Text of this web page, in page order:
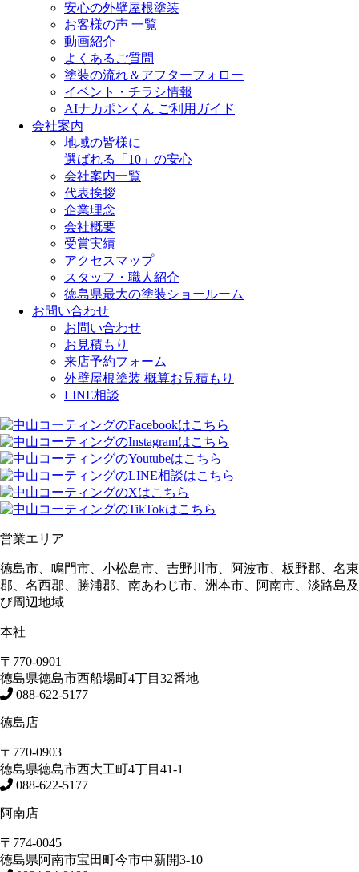
安心の外壁屋根塗装
お客様の声 一覧
動画紹介
よくあるご質問
塗装の流れ＆アフターフォロー
イベント・チラシ情報
AIナカポンくん ご利用ガイド
会社案内
地域の皆様に
選ばれる「10」の安心
会社案内一覧
代表挨拶
企業理念
会社概要
受賞実績
アクセスマップ
スタッフ・職人紹介
徳島県最大の塗装ショールーム
お問い合わせ
お問い合わせ
お見積もり
来店予約フォーム
外壁屋根塗装 概算お見積もり
LINE相談
営業エリア
徳島市、鳴門市、小松島市、吉野川市、阿波市、板野郡、名東
郡、名西郡、勝浦郡、南あわじ市、洲本市、阿南市、淡路島及
び周辺地域
本社
〒770-0901
徳島県徳島市西船場町4丁目32番地
088-622-5177
徳島店
〒770-0903
徳島県徳島市西大工町4丁目41-1
088-622-5177
阿南店
〒774-0045
徳島県阿南市宝田町今市中新開3-10